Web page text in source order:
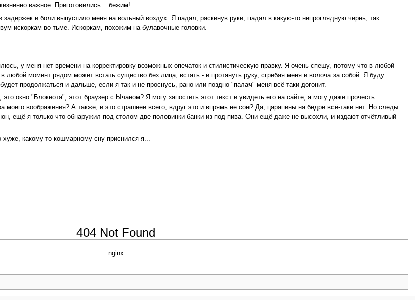
важное. Приготовились... бежим!
задержек и боли выпустило меня на вольный воздух. Я падал, раскинув руки, падал в какую-то непроглядную чернь, так
искоркам во тьме. Искоркам, похожим на булавочные головки.
у меня нет времени на корректировку возможных опечаток и стилистическую правку. Я очень спешу, потому что в любой
любой момент рядом может встать существо без лица, встать - и протянуть руку, сгребая меня и волоча за собой. Я буду
продолжаться и дальше, если я так и не проснусь, рано или поздно "палач" меня всё-таки догонит.
окно "Блокнота", этот браузер с Ычаном? Я могу запостить этот текст и увидеть его на сайте, я могу даже прочесть
моего воображения? А также, и это страшнее всего, вдруг это и впрямь не сон? Да, царапины на бедре всё-таки нет. Но следы
ещё я только что обнаружил под столом две половинки банки из-под пива. Они ещё даже не высохли, и издают отчётливый
какому-то кошмарному сну приснился я...
404 Not Found
nginx